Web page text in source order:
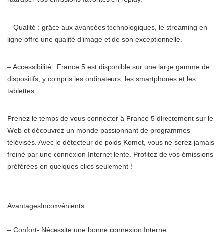
– Qualité : grâce aux avancées technologiques, le streaming en
ligne offre une qualité d’image et de son exceptionnelle.
– Accessibilité : France 5 est disponible sur une large gamme de
dispositifs, y compris les ordinateurs, les smartphones et les
tablettes.
Prenez le temps de vous connecter à France 5 directement sur le
Web et découvrez un monde passionnant de programmes
télévisés. Avec le détecteur de poids Komet, vous ne serez jamais
freiné par une connexion Internet lente. Profitez de vos émissions
préférées en quelques clics seulement !
AvantagesInconvénients
– Confort- Nécessite une bonne connexion Internet